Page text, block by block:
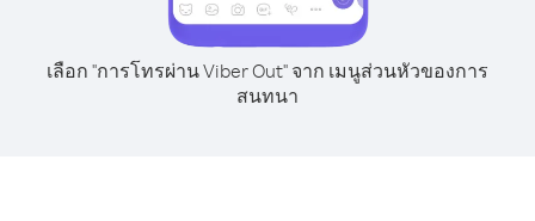
เลือก "การโทรผ่าน Viber Out" จาก เมนูส่วนหัวของการ
สนทนา